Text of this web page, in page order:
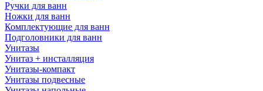
Ручки для ванн
Ножки для ванн
Комплектующие для ванн
Подголовники для ванн
Унитазы
Унитаз + инсталляция
Унитазы-компакт
Унитазы подвесные